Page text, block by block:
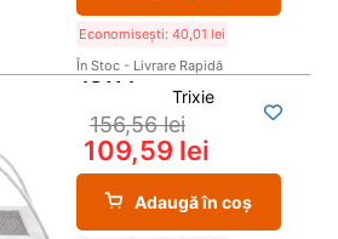
Economisești: 40,01 lei
În Stoc - Livrare Rapidă
Trixie
156,56lei
109,59 lei
Adaugă în coș